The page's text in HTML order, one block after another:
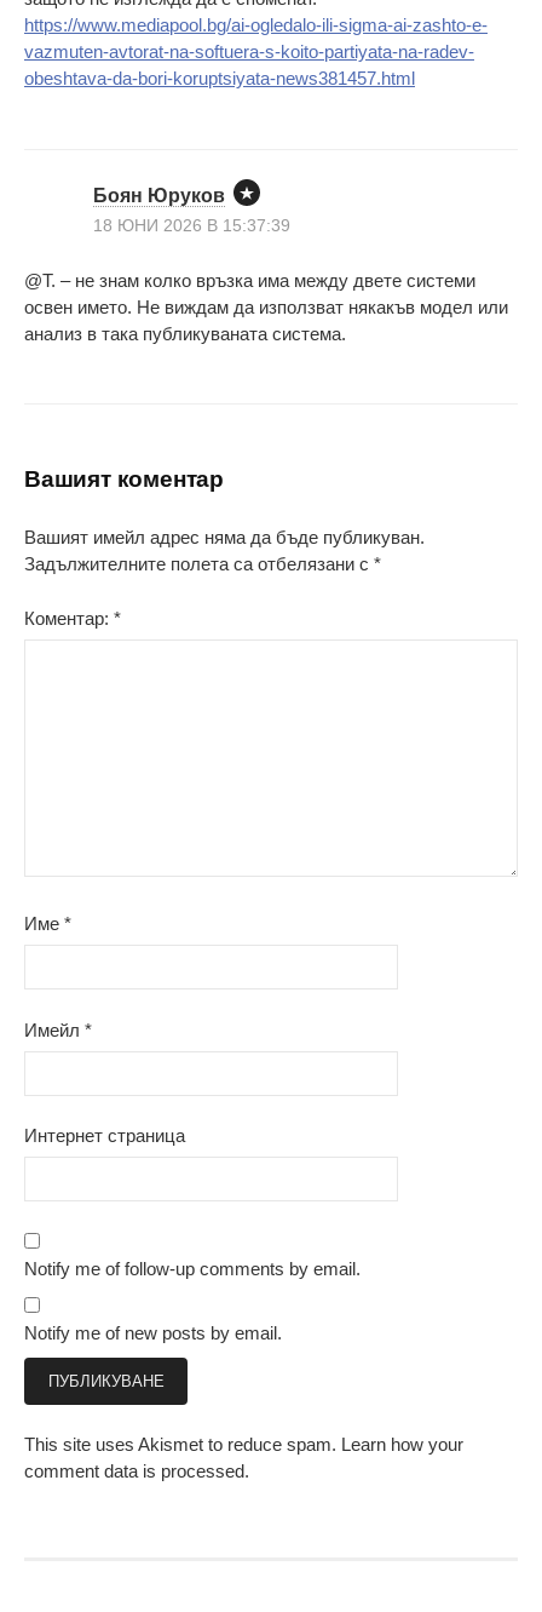
https://www.mediapool.bg/ai-ogledalo-ili-sigma-ai-zashto-e-
vazmuten-avtorat-na-softuera-s-koito-partiyata-na-radev-
obeshtava-da-bori-koruptsiyata-news381457.html
Боян Юруков
18 ЮНИ 2026 В 15:37:39
@Т. – не знам колко връзка има между двете системи
освен името. Не виждам да използват някакъв модел или
анализ в така публикуваната система.
Вашият коментар
Вашият имейл адрес няма да бъде публикуван.
Задължителните полета са отбелязани с *
Коментар: *
Име *
Имейл *
Интернет страница
Notify me of follow-up comments by email.
Notify me of new posts by email.
This site uses Akismet to reduce spam. Learn how your
comment data is processed.